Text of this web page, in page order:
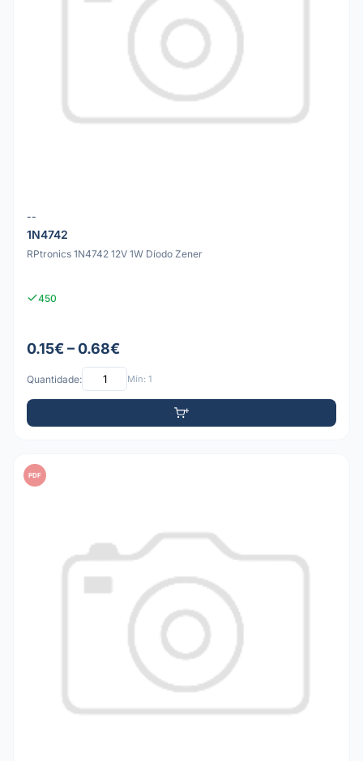
--
1N4742
RPtronics 1N4742 12V 1W Díodo Zener
450
0.15€ – 0.68€
Quantidade: Mín: 1
PDF